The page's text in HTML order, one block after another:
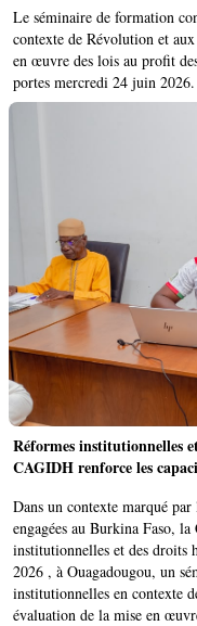
Le séminaire de formation
contexte de Révolution et
en œuvre des lois au profit
portes mercredi 24 juin 2026.
Réformes institutionnelles
CAGIDH renforce les
Dans un contexte marqué
engagées au Burkina Faso,
institutionnelles et des
2026 , à Ouagadougou, un
institutionnelles en contexte
évaluation de la mise en